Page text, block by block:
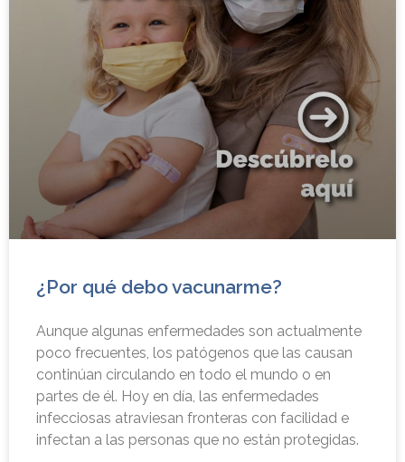
¿Por qué debo vacunarme?
Aunque algunas enfermedades son actualmente
poco frecuentes, los patógenos que las causan
continúan circulando en todo el mundo o en
partes de él. Hoy en día, las enfermedades
infecciosas atraviesan fronteras con facilidad e
infectan a las personas que no están protegidas.